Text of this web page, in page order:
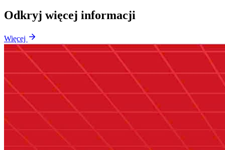
Odkryj więcej informacji
Więcej